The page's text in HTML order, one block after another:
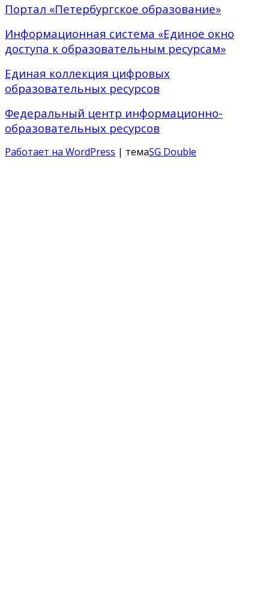
Портал «Петербургское образование»
Информационная система «Единое окно
доступа к образовательным ресурсам»
Единая коллекция цифровых
образовательных ресурсов
Федеральный центр информационно-
образовательных ресурсов
Работает на WordPress | темаSG Double